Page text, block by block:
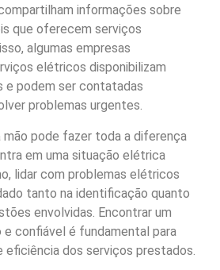
informações sobre
que oferecem serviços
algumas empresas
elétricos disponibilizam
e podem ser contatadas
problemas urgentes.
pode fazer toda a diferença
em uma situação elétrica
lidar com problemas elétricos
tanto na identificação quanto
envolvidas. Encontrar um
confiável é fundamental para
eficiência dos serviços prestados.